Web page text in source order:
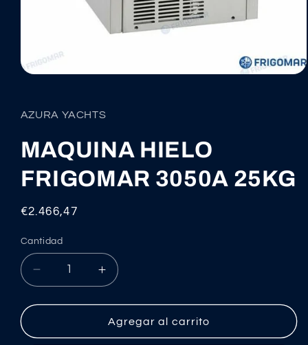
1
en
ventana
modal
AZURA YACHTS
MAQUINA HIELO
FRIGOMAR 3050A 25KG
Precio
€2.466,47
Cantidad
Reducir
cantidad
para
HIELO
Aumentar
cantidad
para
MAQUINA
HIELO
Agregar al carrito